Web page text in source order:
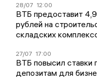
28/07 12:00
ВТБ предоставит
рублей на
складских
27/07 17:00
ВТБ повысил ставки
депозитам для